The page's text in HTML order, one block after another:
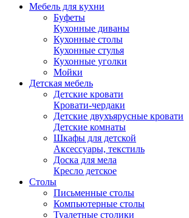
Мебель для кухни
Буфеты
Кухонные диваны
Кухонные столы
Кухонные стулья
Кухонные уголки
Мойки
Детская мебель
Детские кровати
Кровати-чердаки
Детские двухъярусные кровати
Детские комнаты
Шкафы для детской
Аксессуары, текстиль
Доска для мела
Кресло детское
Столы
Письменные столы
Компьютерные столы
Туалетные столики